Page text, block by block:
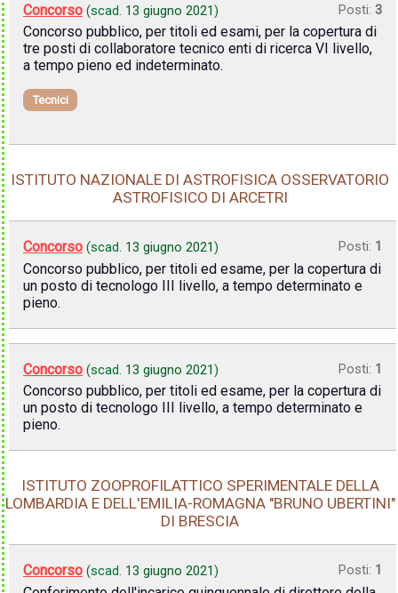
Concorso (scad. 13 giugno 2021) Posti: 3
Concorso pubblico, per titoli ed esami, per la copertura di
tre posti di collaboratore tecnico enti di ricerca VI livello,
a tempo pieno ed indeterminato.
Tecnici
ISTITUTO NAZIONALE DI ASTROFISICA OSSERVATORIO
ASTROFISICO DI ARCETRI
Concorso (scad. 13 giugno 2021) Posti: 1
Concorso pubblico, per titoli ed esame, per la copertura di
un posto di tecnologo III livello, a tempo determinato e
pieno.
Concorso (scad. 13 giugno 2021) Posti: 1
Concorso pubblico, per titoli ed esame, per la copertura di
un posto di tecnologo III livello, a tempo determinato e
pieno.
ISTITUTO ZOOPROFILATTICO SPERIMENTALE DELLA
LOMBARDIA E DELL'EMILIA-ROMAGNA "BRUNO UBERTINI"
DI BRESCIA
Concorso (scad. 13 giugno 2021) Posti: 1